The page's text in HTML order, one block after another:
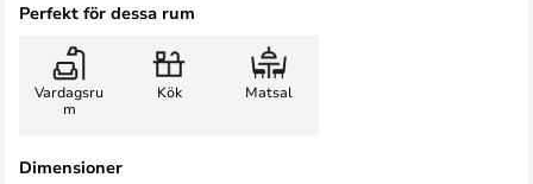
Perfekt för dessa rum
Vardagsru
m
Kök Matsal
Dimensioner